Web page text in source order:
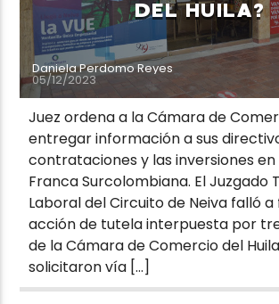
Neiva Estereo DEL HUILA?
Daniela Perdomo Reyes
05/12/2023
Juez ordena a la Cámara de
entregar información a sus
contrataciones y las inversiones en
Franca Surcolombiana. El Juzgado
Laboral del Circuito de Neiva falló
acción de tutela interpuesta por
de la Cámara de Comercio del
solicitaron vía […]